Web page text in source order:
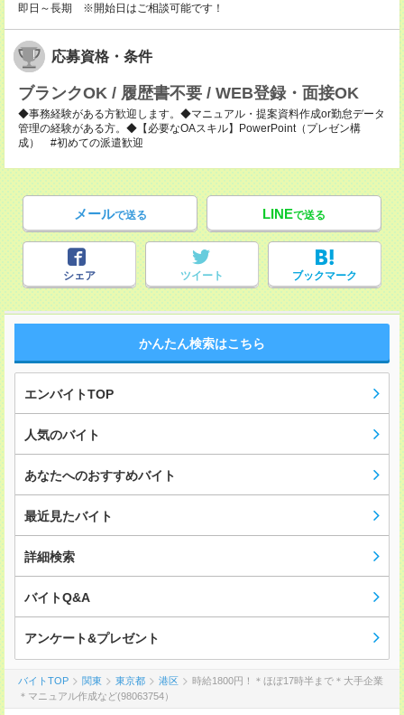
即日～長期 ※開始日はご相談可能です！
応募資格・条件
ブランクOK / 履歴書不要 / WEB登録・面接OK
◆事務経験がある方歓迎します。◆マニュアル・提案資料作成or勤怠データ
管理の経験がある方。◆【必要なOAスキル】PowerPoint（プレゼン構
成） #初めての派遣歓迎
メールで送る LINEで送る
シェア ツイート ブックマーク
かんたん検索はこちら
エンバイトTOP
人気のバイト
あなたへのおすすめバイト
最近見たバイト
詳細検索
バイトQ&A
アンケート&プレゼント
バイトTOP 関東 東京都 港区
時給1800円！＊ほぼ17時半まで＊大手企業
＊マニュアル作成など(98063754）